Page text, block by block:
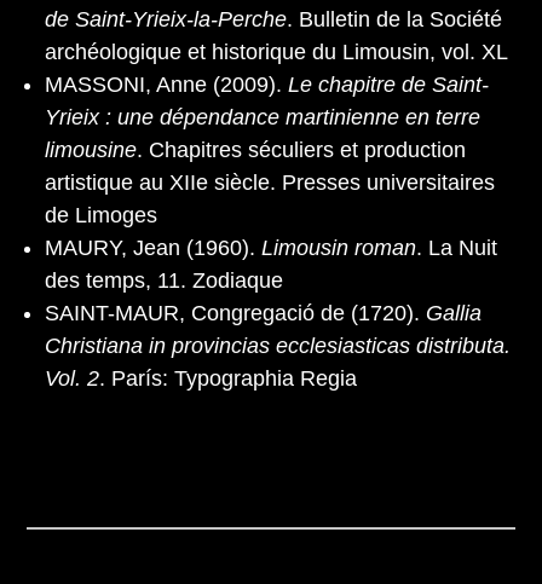
de Saint-Yrieix-la-Perche. Bulletin de la Société
archéologique et historique du Limousin, vol. XL
MASSONI, Anne (2009). Le chapitre de Saint-
Yrieix : une dépendance martinienne en terre
limousine. Chapitres séculiers et production
artistique au XIIe siècle. Presses universitaires
de Limoges
MAURY, Jean (1960). Limousin roman. La Nuit
des temps, 11. Zodiaque
SAINT-MAUR, Congregació de (1720). Gallia
Christiana in provincias ecclesiasticas distributa.
Vol. 2. París: Typographia Regia